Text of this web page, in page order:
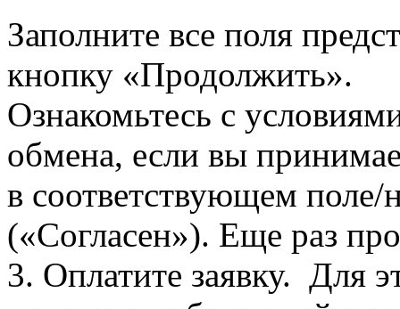
Заполните все поля
кнопку «Продолжить».
Ознакомьтесь с
обмена, если вы
в соответствующем
(«Согласен»). Еще раз
3. Оплатите заявку. Для